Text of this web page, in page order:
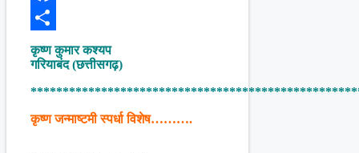
Facebook
Share
कृष्ण कुमार कश्यप
गरियाबंद (छत्तीसगढ़)
कृष्ण जन्माष्टमी स्पर्धा विशेष……….